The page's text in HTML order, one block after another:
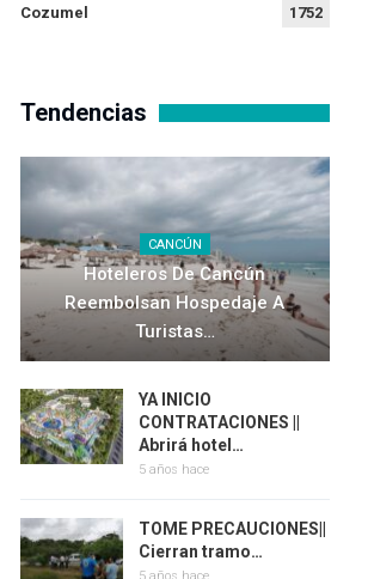
Cozumel 1752
Tendencias
CANCÚN
Hoteleros De Cancún
Reembolsan Hospedaje A
Turistas…
YA INICIO
CONTRATACIONES ||
Abrirá hotel…
5 años hace
TOME PRECAUCIONES||
Cierran tramo…
5 años hace